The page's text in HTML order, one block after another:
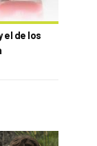
el de los